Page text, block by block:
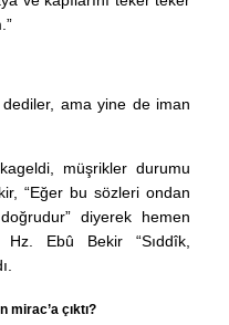
ama yine de iman
müşrikler durumu
“Eğer bu sözleri ondan
diyerek hemen
Ebû Bekir “Sıddîk,
mirac’a çıktı?